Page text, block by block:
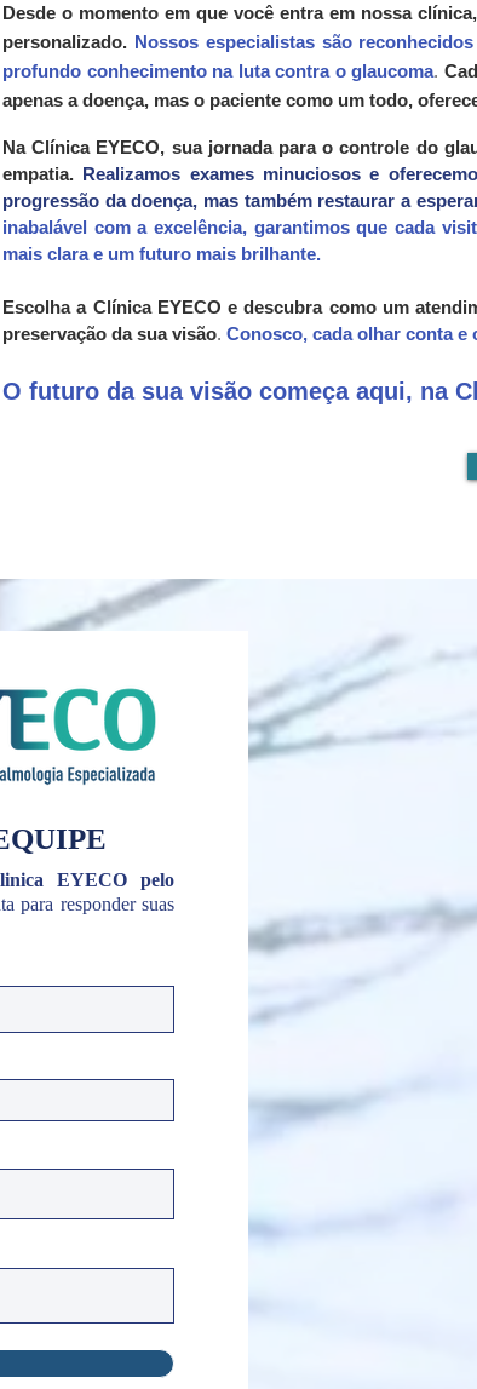
Desde o momento em que você entra em nossa
personalizado. Nossos especialistas são
profundo conhecimento na luta contra o glaucoma.
apenas a doença, mas o paciente como um todo,
Na Clínica EYECO, sua jornada para o controle do
empatia. Realizamos exames minuciosos e
progressão da doença, mas também restaurar a
inabalável com a excelência, garantimos que cada
mais clara e um futuro mais brilhante.
Escolha a Clínica EYECO e descubra como um
preservação da sua visão. Conosco, cada olhar conta e
O futuro da sua visão começa aqui, na
EYECO pelo
para responder suas